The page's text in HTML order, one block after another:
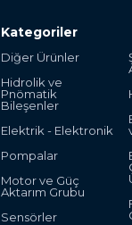
Kategoriler
Diğer Ürünler
Hidrolik ve
Pnömatik
Bileşenler
Elektrik - Elektronik
Pompalar
Motor ve Güç
Aktarım Grubu
Sensörler